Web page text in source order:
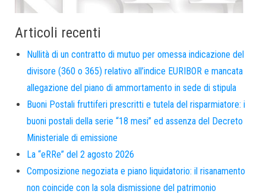
Articoli recenti
Nullità di un contratto di mutuo per omessa indicazione del
divisore (360 o 365) relativo all’indice EURIBOR e mancata
allegazione del piano di ammortamento in sede di stipula
Buoni Postali fruttiferi prescritti e tutela del risparmiatore: i
buoni postali della serie “18 mesi” ed assenza del Decreto
Ministeriale di emissione
La “eRRe” del 2 agosto 2026
Composizione negoziata e piano liquidatorio: il risanamento
non coincide con la sola dismissione del patrimonio